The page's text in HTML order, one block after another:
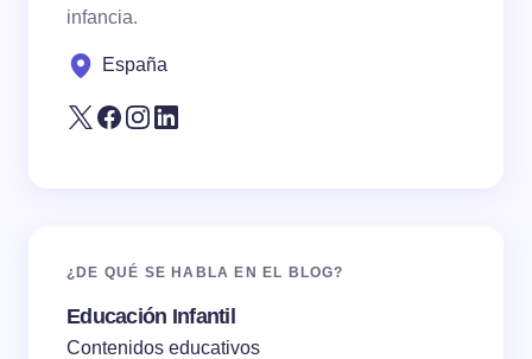
infancia.
España
¿DE QUÉ SE HABLA EN EL BLOG?
Educación Infantil
Contenidos educativos